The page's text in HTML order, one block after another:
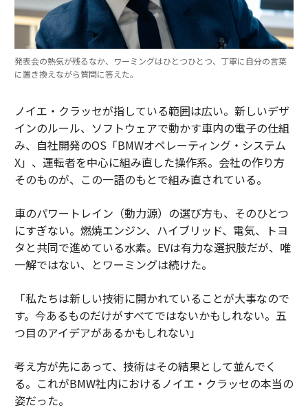
発表会の熱気が残るなか、ワーミングはひとつひとつ、丁寧に自分の言葉
に置き換えながら質問に答えた。
ノイエ・クラッセが指している範囲は広い。新しいデザ
インのルール、ソフトウェアで動かす車内の電子の仕組
み、自社開発のOS「BMWオペレーティング・システム
X」、運転者を中心に組み直した操作系。会社の作り方
そのものが、この一語のもとで組み直されている。
車のパワートレイン（動力源）の選び方も、そのひとつ
にすぎない。燃焼エンジン、ハイブリッド、電気、トヨ
タと共同で進めている水素。EVは有力な選択肢だが、唯
一解ではない、とワーミングは続けた。
「私たちは新しい技術に開かれていることが大事なので
す。今あるものだけがすべてではないかもしれない。五
つ目のアイデアがあるかもしれない」
考え方が先にあって、技術はその結果として並んでく
る。これがBMW社内におけるノイエ・クラッセの本当の
姿だった。